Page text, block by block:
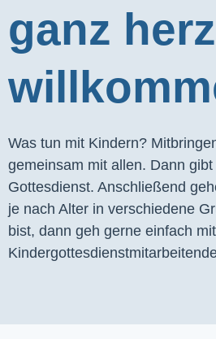
ganz
Was tun mit Kindern?
gemeinsam mit allen. Dann
Gottesdienst. Anschließend
je nach Alter in verschiedene
bist, dann geh gerne einfach